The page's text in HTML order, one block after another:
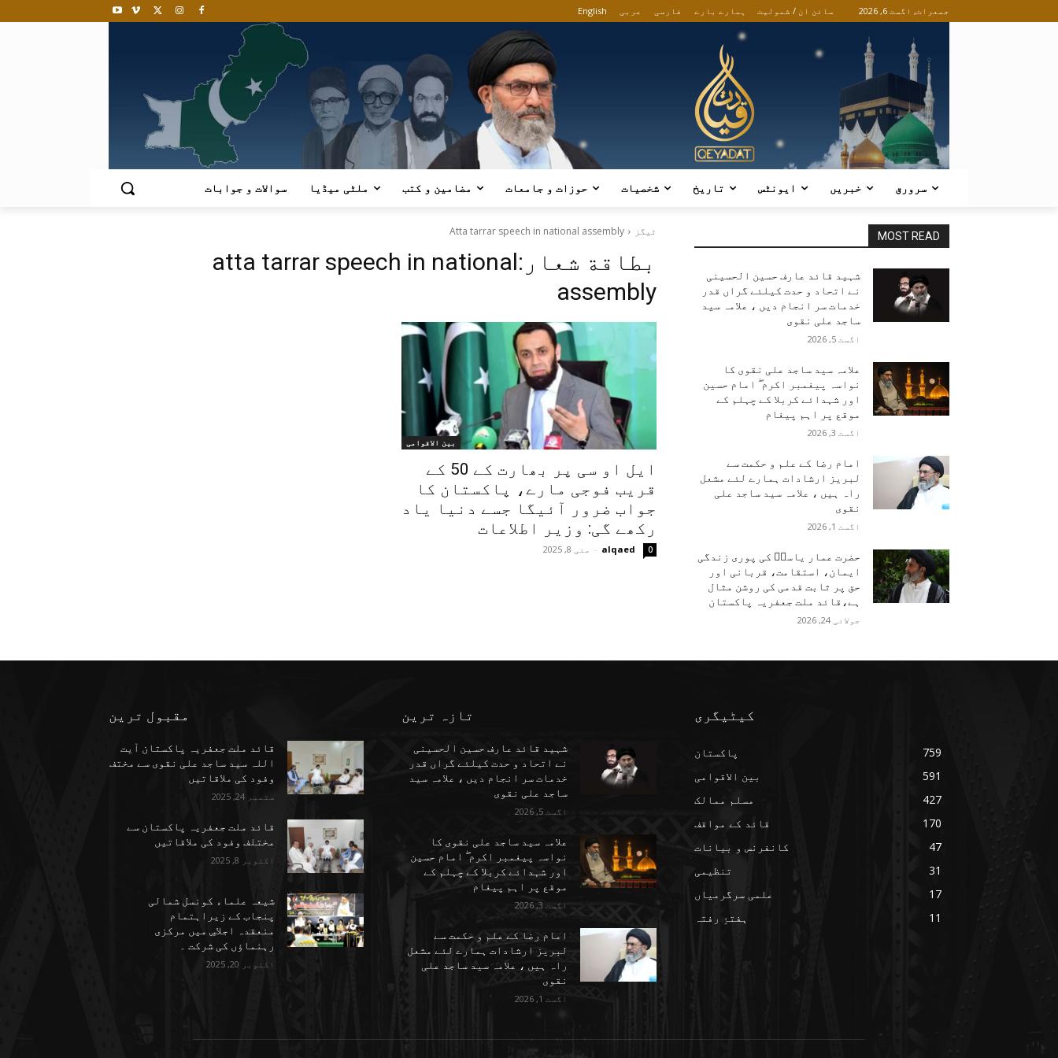
جمعرات, اگست 6, 2026 سائن ان / شمولیت English عربی فارسی ہمارے بارے
سرورق خبریں ایونٹس تاریخ شخصیات حوزات و جامعات مضامین و کتب ملٹی میڈیا سوالات و جوابات
ٹیگز Atta tarrar speech in national assembly
بطاقة شعار:atta tarrar speech in national
assembly
بین الاقوامی
ایل او سی پر بھارت کے 50 کے
قریب فوجی مارے، پاکستان کا
جواب ضرور آئیگا جسے دنیا یاد
رکھے گی: وزیر اطلاعات
alqaed
- مئی 8, 2025 0
MOST READ
شہید قائد عارف حسین الحسینی
نے اتحاد و حدت کیلئے گراں قدر
خدمات سر انجام دیں ، علامہ سید
ساجد علی نقوی
اگست 5, 2026
علامہ سید ساجد علی نقوی کا
نواسہ پیغمبر اکرم ۖ امام حسین
اور شہدائے کربلا کے چہلم کے
موقع پر اہم پیغام
اگست 3, 2026
امام رضا کے علم و حکمت سے
لبریز ارشادات ہمارے لئے مشعل
راہ ہیں ، علامہ سید ساجد علی
نقوی
اگست 1, 2026
حضرت عمار یاسرؑ کی پوری زندگی
ایمان، استقامت، قربانی اور
حق پر ثابت قدمی کی روشن مثال
ہے،قائد ملت جعفریہ پاکستان
جولائی 24, 2026
مقبول ترین
قائد ملت جعفریہ پاکستان آیت
اللہ سید ساجد علی نقوی سے مختف
وفود کی ملاقاتیں
ستمبر 24, 2025
قائد ملت جعفریہ پاکستان سے
مختلف وفود کی ملاقاتیں
اکتوبر 8, 2025
شیعہ علماء کونسل شمالی
پنجاب کے زیراہتمام
منعقدہ اجلاسِ میں مرکزی
رہنماؤں کی شرکت ۔
اکتوبر 20, 2025
تازہ ترین
شہید قائد عارف حسین الحسینی
نے اتحاد و حدت کیلئے گراں قدر
خدمات سر انجام دیں ، علامہ سید
ساجد علی نقوی
اگست 5, 2026
علامہ سید ساجد علی نقوی کا
نواسہ پیغمبر اکرم ۖ امام حسین
اور شہدائے کربلا کے چہلم کے
موقع پر اہم پیغام
اگست 3, 2026
امام رضا کے علم و حکمت سے
لبریز ارشادات ہمارے لئے مشعل
راہ ہیں ، علامہ سید ساجد علی
نقوی
اگست 1, 2026
کیٹیگری
پاکستان
759
بین الاقوامی
591
مسلم ممالک
427
قائد کے مواقف
170
کانفرنس و بیانات
47
تنظیمی
31
علمی سرگرمیاں
17
ہفتۂِ رفتہ
11